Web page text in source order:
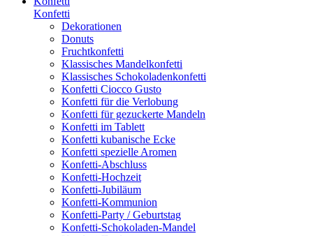
Konfetti
Dekorationen
Donuts
Fruchtkonfetti
Klassisches Mandelkonfetti
Klassisches Schokoladenkonfetti
Konfetti Ciocco Gusto
Konfetti für die Verlobung
Konfetti für gezuckerte Mandeln
Konfetti im Tablett
Konfetti kubanische Ecke
Konfetti spezielle Aromen
Konfetti-Abschluss
Konfetti-Hochzeit
Konfetti-Jubiläum
Konfetti-Kommunion
Konfetti-Party / Geburtstag
Konfetti-Schokoladen-Mandel